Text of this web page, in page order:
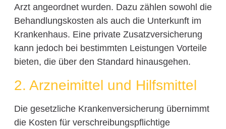
Arzt angeordnet wurden. Dazu zählen sowohl die
Behandlungskosten als auch die Unterkunft im
Krankenhaus. Eine private Zusatzversicherung
kann jedoch bei bestimmten Leistungen Vorteile
bieten, die über den Standard hinausgehen.
2. Arzneimittel und Hilfsmittel
Die gesetzliche Krankenversicherung übernimmt
die Kosten für verschreibungspflichtige